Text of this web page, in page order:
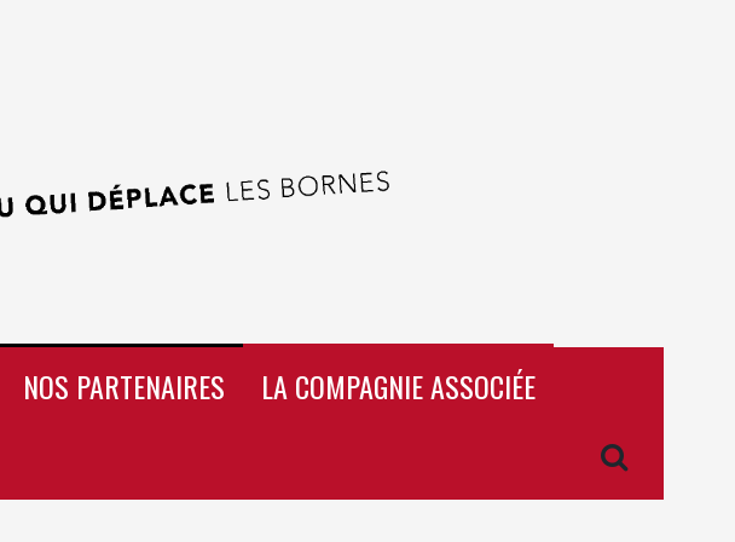
NOS PARTENAIRES
LA COMPAGNIE ASSOCIÉE